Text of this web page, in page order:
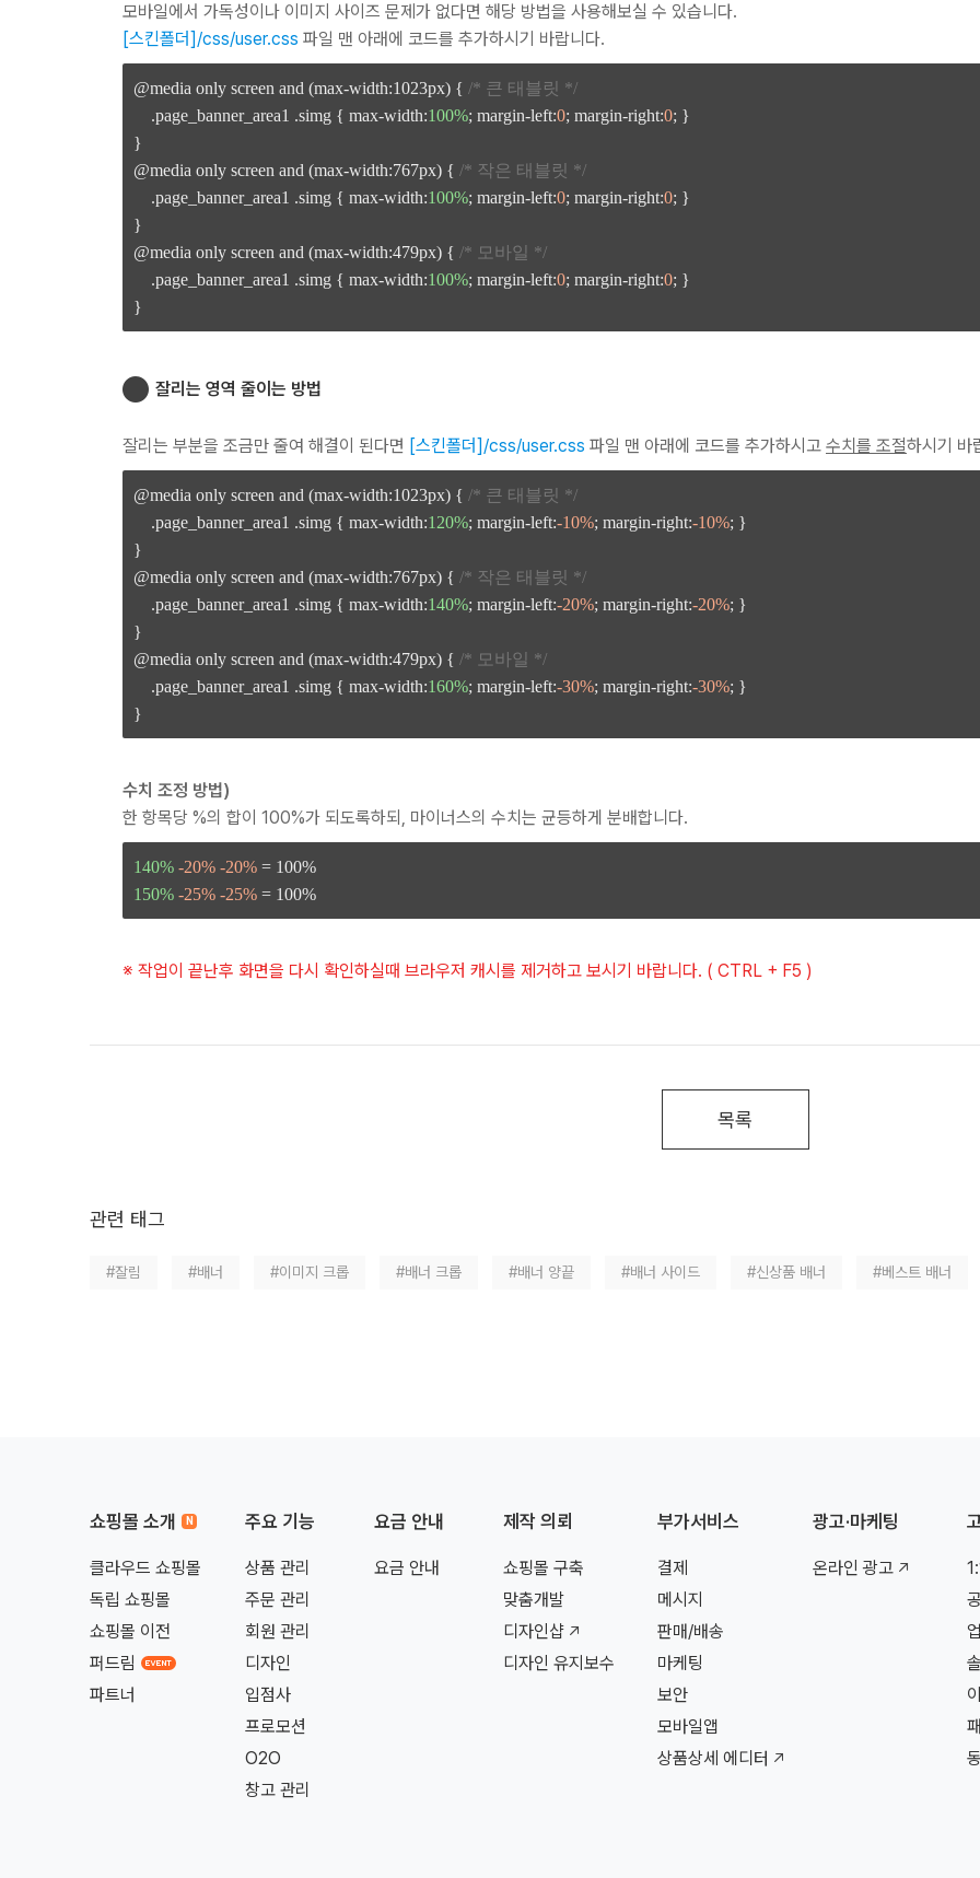
모바일에서 가독성이나 이미지 사이즈 문제가 없다면 해당 방법을 사용해보실 수 있습니다.
[스킨폴더]/css/user.css 파일 맨 아래에 코드를 추가하시기 바랍니다.
@media only screen and (max-width:1023px) { /* 큰 태블릿 */
.page_banner_area1 .simg { max-width:100%; margin-left:0; margin-right:0; }
}
@media only screen and (max-width:767px) { /* 작은 태블릿 */
    .page_banner_area1 .simg { max-width:
100%; margin-left:0; margin-right:0; }
}
@media only screen and (max-width:479px) { /* 모바일 */
    .page_banner_area1 .simg { max-width:
100%; margin-left:0; margin-right:0; }
잘리는 영역 줄이는 방법
잘리는 부분을 조금만 줄여 해결이 된다면 [스킨폴더]/css/user.css 파일 맨 아래에 코드를 추가하시고 수치를 조절하시기 바
@media only screen and (max-width:1023px) { /* 큰 태블릿 */
.page_banner_area1 .simg { max-width:120%; margin-left:-10%; margin-right:-10%; }
}
@media only screen and (max-width:767px) { /* 작은 태블릿 */
    .page_banner_area1 .simg { max-width:
140%; margin-left:-20%; margin-right:-20%; }
}
@media only screen and (max-width:479px) { /* 모바일 */
    .page_banner_area1 .simg { max-width:
160%; margin-left:-30%; margin-right:-30%; }
수치 조정 방법)
한 항목당 %의 합이 100%가 되도록하되, 마이너스의 수치는 균등하게 분배합니다.
140% -20% -20%
150% -25% -25% = 100%
※ 작업이 끝난후 화면을 다시 확인하실때 브라우저 캐시를 제거하고 보시기 바랍니다. ( CTRL + F5 )
목록
관련 태그
#잘림 #배너 #이미지 크롭 #배너 크롭 #배너 양끝 #배너 사이드 #신상품 배너 #베스트 배너
쇼핑몰 소개
클라우드 쇼핑몰
독립 쇼핑몰
쇼핑몰 이전
퍼드림
파트너
주요 기능
상품 관리
주문 관리
회원 관리
디자인
입점사
프로모션
O2O
창고 관리
요금 안내
요금 안내
제작 의뢰
쇼핑몰 구축
맞춤개발
디자인샵
디자인 유지보수
부가서비스
결제
메시지
판매/배송
마케팅
보안
모바일앱
상품상세 에디터
광고·마케팅
온라인 광고